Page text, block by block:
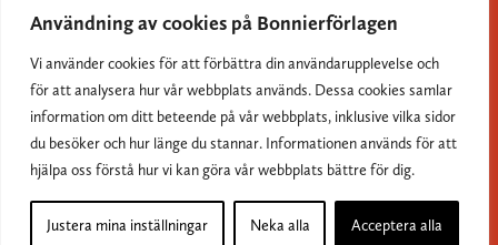
Användning av cookies på Bonnierförlagen
Vi använder cookies för att förbättra din användarupplevelse och
för att analysera hur vår webbplats används. Dessa cookies samlar
information om ditt beteende på vår webbplats, inklusive vilka sidor
du besöker och hur länge du stannar. Informationen används för att
hjälpa oss förstå hur vi kan göra vår webbplats bättre för dig.
Justera mina inställningar Neka alla Acceptera alla
Om Bonnierförlagen
Cookies
Integritetspolicy